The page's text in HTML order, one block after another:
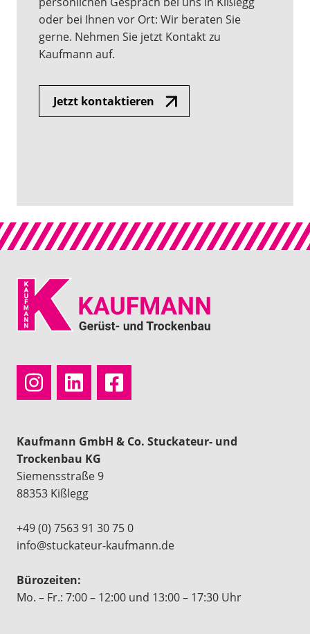
oder bei Ihnen vor Ort: Wir beraten Sie
gerne. Nehmen Sie jetzt Kontakt zu
Kaufmann auf.
Jetzt kontaktieren
Kaufmann GmbH & Co. Stuckateur- und
Trockenbau KG
Siemensstraße 9
88353 Kißlegg
+49 (0) 7563 91 30 75 0
info@stuckateur-kaufmann.de
Bürozeiten:
Mo. – Fr.: 7:00 – 12:00 und 13:00 – 17:30 Uhr